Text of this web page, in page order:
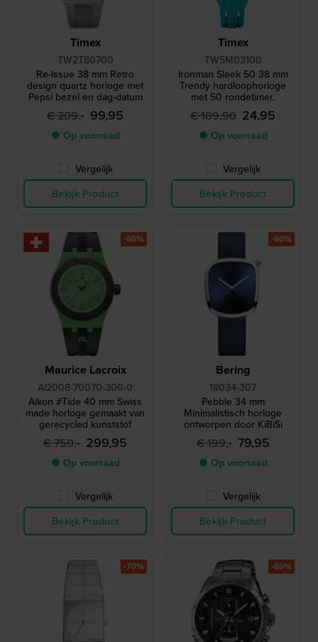
Timex
TW2T80700
Re-Issue 38 mm Retro
design quartz horloge met
Pepsi bezel en dag-datum
€ 209,- 99,95
● Op voorraad
Vergelijk
Bekijk Product
Timex
TW5M03100
Ironman Sleek 50 38 mm
Trendy hardloophorloge
met 50 rondetimer.
€ 109,90 24,95
● Op voorraad
Vergelijk
Bekijk Product
Maurice Lacroix
AI2008-70070-300-0
Aikon #Tide 40 mm Swiss
made horloge gemaakt van
gerecycled kunststof
€ 750,- 299,95
● Op voorraad
Vergelijk
Bekijk Product
-60%
Bering
18034-307
Pebble 34 mm
Minimalistisch horloge
ontworpen door KiBiSi
€ 199,- 79,95
● Op voorraad
Vergelijk
Bekijk Product
-60%
-70% -60%